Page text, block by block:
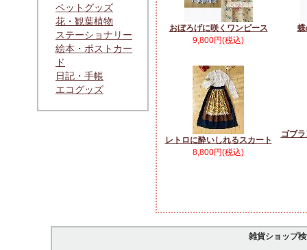
ペットグッズ
花・観葉植物
ステーショナリー
絵本・ポストカー
ド
日記・手帳
エコグッズ
おぼろげに咲くワンピース
9,800円(税込)
レトロに酔いしれるスカート
8,800円(税込)
ゴブ
雑貨ショップ